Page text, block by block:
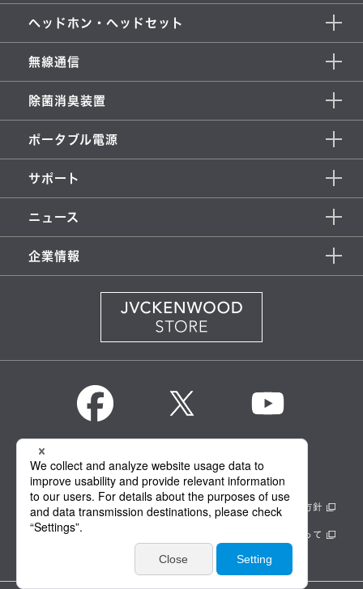
ヘッドホン・ヘッドセット
無線通信
除菌消臭装置
ポータブル電源
サポート
ニュース
企業情報
KENWOOD Global
情報セキュリティ基本方針 製品安全に関する基本方針
正しい表示への取り組み サイトのご利用にあたって